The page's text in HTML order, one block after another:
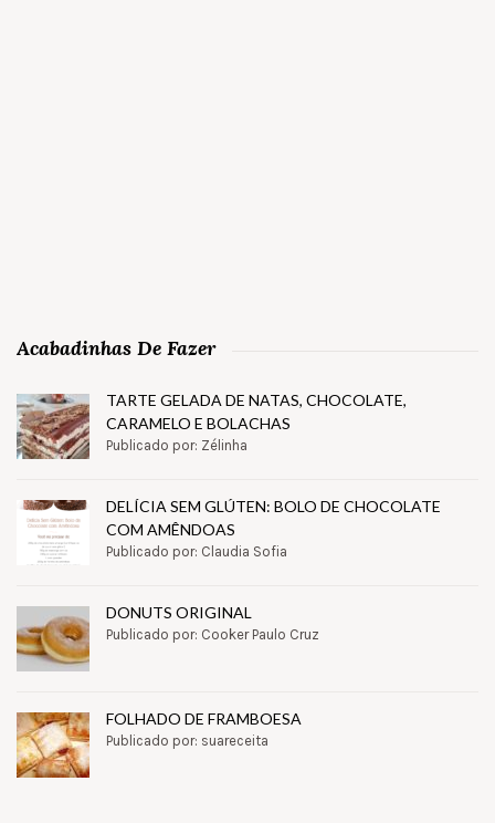
Acabadinhas De Fazer
TARTE GELADA DE NATAS, CHOCOLATE,
CARAMELO E BOLACHAS
Publicado por: Zélinha
DELÍCIA SEM GLÚTEN: BOLO DE CHOCOLATE
COM AMÊNDOAS
Publicado por: Claudia Sofia
DONUTS ORIGINAL
Publicado por: Cooker Paulo Cruz
FOLHADO DE FRAMBOESA
Publicado por: suareceita